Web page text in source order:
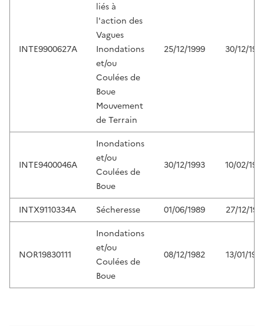
INTE9900627A
liés à
l'action des
Vagues
Inondations
et/ou
Coulées de
Boue
Mouvement
de Terrain
25/12/1999 30/12/
INTE9400046A
Inondations
et/ou
Coulées de
Boue
30/12/1993 10/02/
INTX9110334A Sécheresse 01/06/1989 27/12/
NOR19830111
Inondations
et/ou
Coulées de
Boue
08/12/1982 13/01/